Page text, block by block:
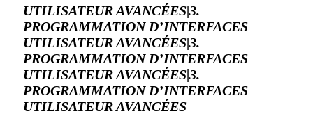
UTILISATEUR AVANCÉES|3.
PROGRAMMATION D’INTERFACES
UTILISATEUR AVANCÉES|3.
PROGRAMMATION D’INTERFACES
UTILISATEUR AVANCÉES|3.
PROGRAMMATION D’INTERFACES
UTILISATEUR AVANCÉES